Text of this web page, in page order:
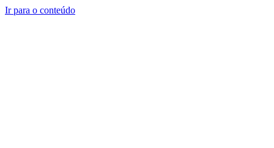
Ir para o conteúdo